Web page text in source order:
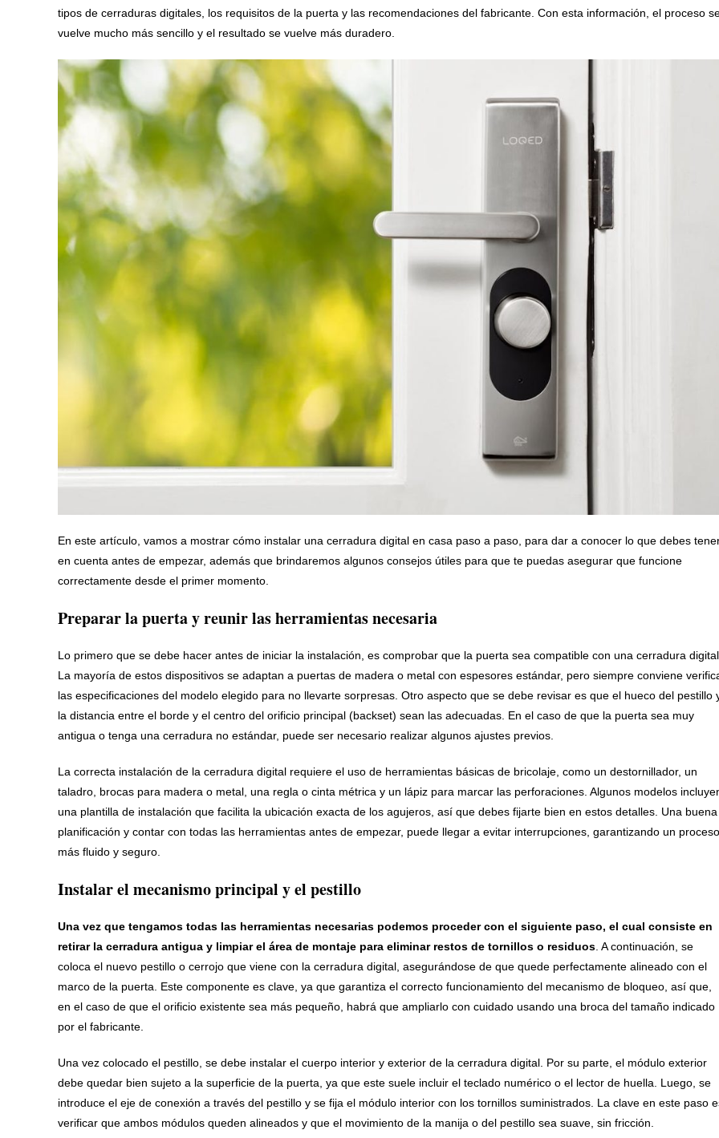
tipos de cerraduras digitales, los requisitos de la puerta y las recomendaciones del fabricante. Con esta información, el proceso
vuelve mucho más sencillo y el resultado se vuelve más duradero.
En este artículo, vamos a mostrar cómo instalar una cerradura digital en casa paso a paso, para dar a conocer lo que debes
en cuenta antes de empezar, además que brindaremos algunos consejos útiles para que te puedas asegurar que funcione
correctamente desde el primer momento.
Preparar la puerta y reunir las herramientas necesaria
Lo primero que se debe hacer antes de iniciar la instalación, es comprobar que la puerta sea compatible con una cerradura
La mayoría de estos dispositivos se adaptan a puertas de madera o metal con espesores estándar, pero siempre conviene
las especificaciones del modelo elegido para no llevarte sorpresas. Otro aspecto que se debe revisar es que el hueco del pestillo
la distancia entre el borde y el centro del orificio principal (backset) sean las adecuadas. En el caso de que la puerta sea muy
antigua o tenga una cerradura no estándar, puede ser necesario realizar algunos ajustes previos.
La correcta instalación de la cerradura digital requiere el uso de herramientas básicas de bricolaje, como un destornillador, un
taladro, brocas para madera o metal, una regla o cinta métrica y un lápiz para marcar las perforaciones. Algunos modelos
una plantilla de instalación que facilita la ubicación exacta de los agujeros, así que debes fijarte bien en estos detalles. Una buena
planificación y contar con todas las herramientas antes de empezar, puede llegar a evitar interrupciones, garantizando un proceso
más fluido y seguro.
Instalar el mecanismo principal y el pestillo
Una vez que tengamos todas las herramientas necesarias podemos proceder con el siguiente paso, el cual consiste en
retirar la cerradura antigua y limpiar el área de montaje para eliminar restos de tornillos o residuos . A continuación, se
coloca el nuevo pestillo o cerrojo que viene con la cerradura digital, asegurándose de que quede perfectamente alineado con el
marco de la puerta. Este componente es clave, ya que garantiza el correcto funcionamiento del mecanismo de bloqueo, así que,
en el caso de que el orificio existente sea más pequeño, habrá que ampliarlo con cuidado usando una broca del tamaño indicado
por el fabricante.
Una vez colocado el pestillo, se debe instalar el cuerpo interior y exterior de la cerradura digital. Por su parte, el módulo exterior
debe quedar bien sujeto a la superficie de la puerta, ya que este suele incluir el teclado numérico o el lector de huella. Luego, se
introduce el eje de conexión a través del pestillo y se fija el módulo interior con los tornillos suministrados. La clave en este paso
verificar que ambos módulos queden alineados y que el movimiento de la manija o del pestillo sea suave, sin fricción.